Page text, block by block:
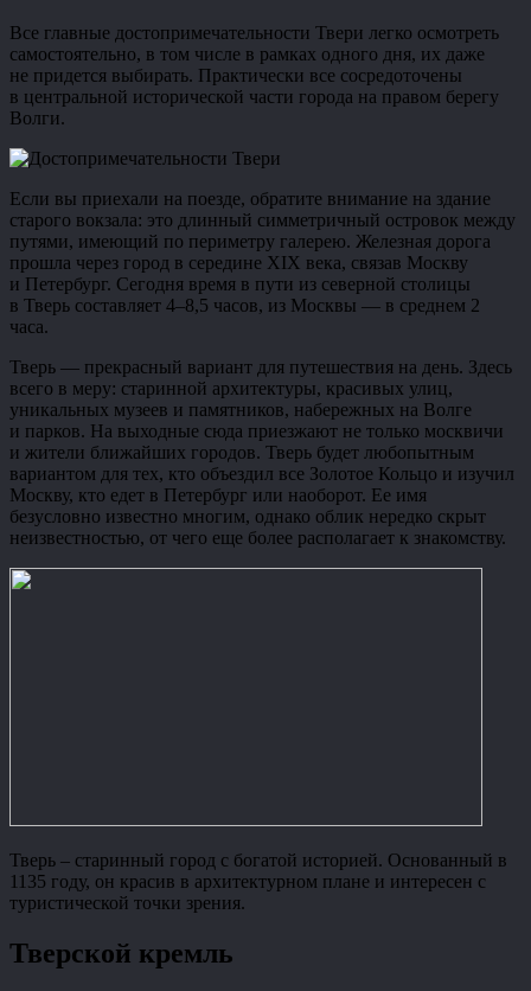
Все главные достопримечательности Твери легко осмотреть
самостоятельно, в том числе в рамках одного дня, их даже
не придется выбирать. Практически все сосредоточены
в центральной исторической части города на правом берегу
Волги.
Если вы приехали на поезде, обратите внимание на здание
старого вокзала: это длинный симметричный островок между
путями, имеющий по периметру галерею. Железная дорога
прошла через город в середине XIX века, связав Москву
и Петербург. Сегодня время в пути из северной столицы
в Тверь составляет 4–8,5 часов, из Москвы — в среднем 2
часа.
Тверь — прекрасный вариант для путешествия на день. Здесь
всего в меру: старинной архитектуры, красивых улиц,
уникальных музеев и памятников, набережных на Волге
и парков. На выходные сюда приезжают не только москвичи
и жители ближайших городов. Тверь будет любопытным
вариантом для тех, кто объездил все Золотое Кольцо и изучил
Москву, кто едет в Петербург или наоборот. Ее имя
безусловно известно многим, однако облик нередко скрыт
неизвестностью, от чего еще более располагает к знакомству.
Тверь – старинный город с богатой историей. Основанный в
1135 году, он красив в архитектурном плане и интересен с
туристической точки зрения.
Тверской кремль